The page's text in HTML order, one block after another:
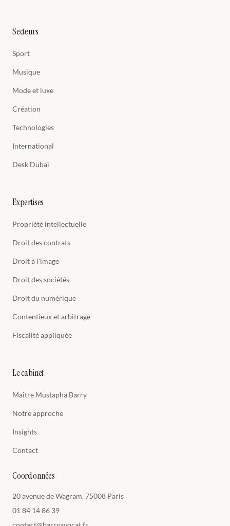
Secteurs
Sport
Musique
Mode et luxe
Création
Technologies
International
Desk Dubaï
Expertises
Propriété intellectuelle
Droit des contrats
Droit à l'image
Droit des sociétés
Droit du numérique
Contentieux et arbitrage
Fiscalité appliquée
Le cabinet
Maître Mustapha Barry
Notre approche
Insights
Contact
Coordonnées
20 avenue de Wagram, 75008 Paris
01 84 14 86 39